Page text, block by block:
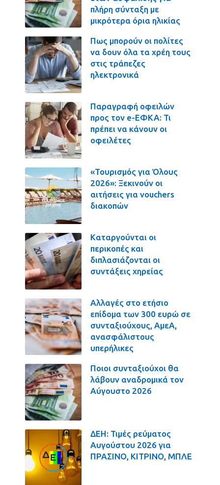
πλήρη σύνταξη με
μικρότερα όρια ηλικίας
Πως μπορούν οι πολίτες
να δουν όλα τα χρέη τους
στις τράπεζες
ηλεκτρονικά
Παραγραφή οφειλών
προς τον e-ΕΦΚΑ: Τι
πρέπει να κάνουν οι
οφειλέτες
«Τουρισμός για Όλους
2026»: Ξεκινούν οι
αιτήσεις για vouchers
διακοπών
Καταργούνται οι
περικοπές και
διπλασιάζονται οι
συντάξεις χηρείας
Αλλαγές στο ετήσιο
επίδομα των 300 ευρώ σε
συνταξιούχους, ΑμεΑ,
ανασφάλιστους
υπερήλικες
Ποιοι συνταξιούχοι θα
λάβουν αναδρομικά τον
Αύγουστο 2026
ΔΕΗ: Τιμές ρεύματος
Αυγούστου 2026 για
ΠΡΑΣΙΝΟ, ΚΙΤΡΙΝΟ, ΜΠΛΕ